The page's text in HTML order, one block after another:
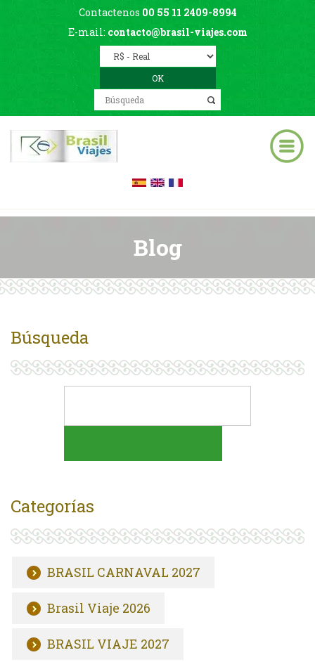
Contactenos 00 55 11 2409-8994
E-mail: contacto@brasil-viajes.com
Blog
Búsqueda
Categorías
BRASIL CARNAVAL 2027
Brasil Viaje 2026
BRASIL VIAJE 2027